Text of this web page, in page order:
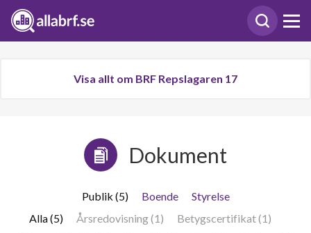
Visa allt om BRF Repslagaren 17
Dokument
Publik (5) Boende
Styrelse
Alla (5)
Årsredovisning (1)
Betygscertifikat (1)